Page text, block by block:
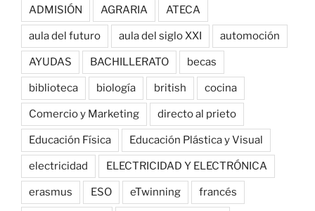
ADMISIÓN AGRARIA ATECA
aula del futuro aula del siglo XXI automoción
AYUDAS BACHILLERATO becas
biblioteca biología british cocina
Comercio y Marketing directo al prieto
Educación Física Educación Plástica y Visual
electricidad ELECTRICIDAD Y ELECTRÓNICA
erasmus ESO eTwinning francés